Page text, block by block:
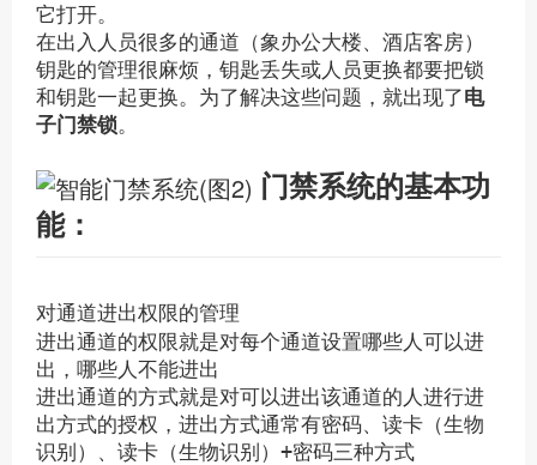
它打开。
在出入人员很多的通道（象办公大楼、酒店客房）
钥匙的管理很麻烦，钥匙丢失或人员更换都要把锁
和钥匙一起更换。为了解决这些问题，就出现了电
子门禁锁。
门禁系统的基本功
能：
对通道进出权限的管理
进出通道的权限就是对每个通道设置哪些人可以进
出，哪些人不能进出
进出通道的方式就是对可以进出该通道的人进行进
出方式的授权，进出方式通常有密码、读卡（生物
识别）、读卡（生物识别）+密码三种方式